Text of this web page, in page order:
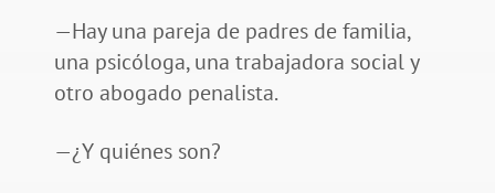
—Hay una pareja de padres de familia,
una psicóloga, una trabajadora social y
otro abogado penalista.
—¿Y quiénes son?